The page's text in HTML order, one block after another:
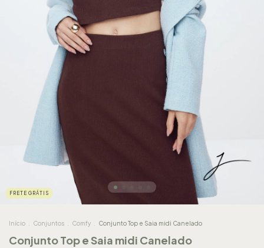
FRETE GRÁTIS
Início Conjuntos Comfy Conjunto Top e Saia midi Canelado
Conjunto Top e Saia midi Canelado